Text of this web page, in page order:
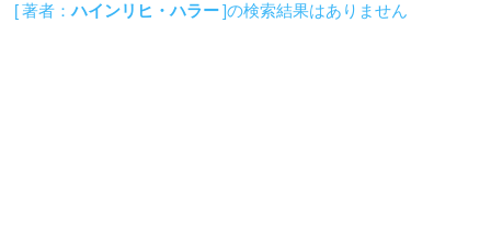
[ 著者：ハインリヒ・ハラー]の検索結果はありません